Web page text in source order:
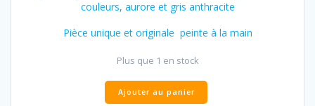
couleurs, aurore et gris anthracite
Pièce unique et originale peinte à la main
Plus que 1 en stock
Ajouter au panier